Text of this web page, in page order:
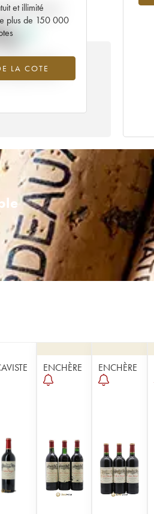
et illimité
plus de 150 000
LA COTE
de la cote
du millésime
rapport à 2025
ENCHÈRE ENCHÈRE